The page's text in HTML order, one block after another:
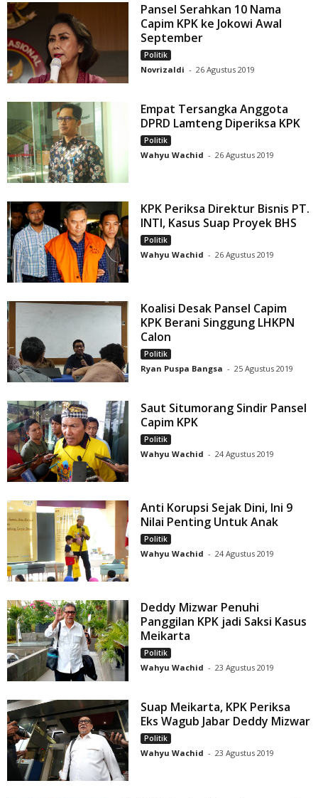
Pansel Serahkan 10 Nama
Capim KPK ke Jokowi Awal
September
Politik
Novrizaldi - 26 Agustus 2019
Empat Tersangka Anggota
DPRD Lamteng Diperiksa KPK
Politik
Wahyu Wachid - 26 Agustus 2019
KPK Periksa Direktur Bisnis PT.
INTI, Kasus Suap Proyek BHS
Politik
Wahyu Wachid - 26 Agustus 2019
Koalisi Desak Pansel Capim
KPK Berani Singgung LHKPN
Calon
Politik
Ryan Puspa Bangsa - 25 Agustus 2019
Saut Situmorang Sindir Pansel
Capim KPK
Politik
Wahyu Wachid - 24 Agustus 2019
Anti Korupsi Sejak Dini, Ini 9
Nilai Penting Untuk Anak
Politik
Wahyu Wachid - 24 Agustus 2019
Deddy Mizwar Penuhi
Panggilan KPK jadi Saksi Kasus
Meikarta
Politik
Wahyu Wachid - 23 Agustus 2019
Suap Meikarta, KPK Periksa
Eks Wagub Jabar Deddy Mizwar
Politik
Wahyu Wachid - 23 Agustus 2019